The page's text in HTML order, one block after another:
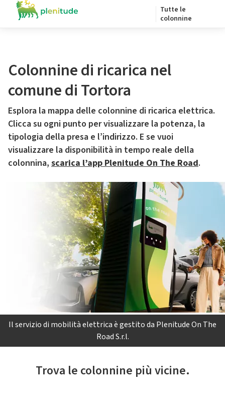
Tutte le
colonnine
Colonnine di ricarica nel
comune di Tortora
Esplora la mappa delle colonnine di ricarica elettrica.
Clicca su ogni punto per visualizzare la potenza, la
tipologia della presa e l’indirizzo. E se vuoi
visualizzare la disponibilità in tempo reale della
colonnina, scarica l’app Plenitude On The Road.
Il servizio di mobilità elettrica è gestito da Plenitude On The
Road S.r.l.
Trova le colonnine più vicine.